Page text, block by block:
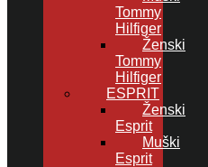
Tommy
Hilfiger
Ženski
Tommy
Hilfiger
ESPRIT
Ženski
Esprit
Muški
Esprit